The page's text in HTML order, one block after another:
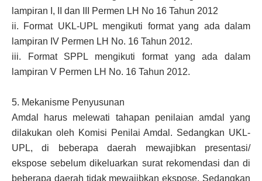
lampiran I, II dan III Permen LH No 16 Tahun 2012
ii.
Format UKL-UPL mengikuti format yang ada dalam
lampiran IV Permen LH No. 16 Tahun 2012.
iii.
Format SPPL mengikuti format yang ada dalam
lampiran V Permen LH No. 16 Tahun 2012.
5. Mekanisme Penyusunan
Amdal harus melewati tahapan penilaian amdal yang
dilakukan oleh Komisi Penilai Amdal. Sedangkan UKL-
UPL, di beberapa daerah mewajibkan presentasi/
ekspose sebelum dikeluarkan surat rekomendasi dan di
beberapa daerah tidak mewajibkan ekspose. Sedangkan